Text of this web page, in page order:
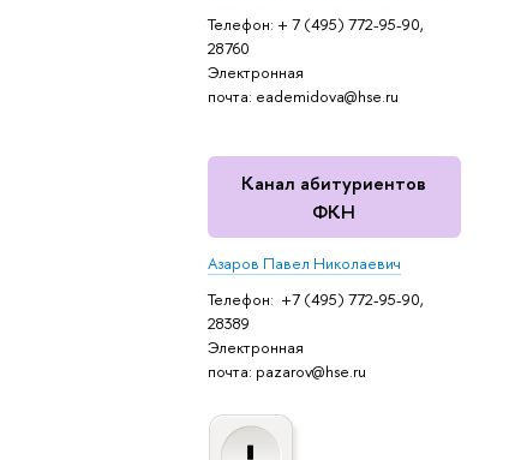
Телефон: + 7 (495) 772-95-90,
28760
Электронная
почта: eademidova@hse.ru
Канал абитуриентов
ФКН
Азаров Павел Николаевич
Телефон: +7 (495) 772-95-90,
28389
Электронная
почта: pazarov@hse.ru